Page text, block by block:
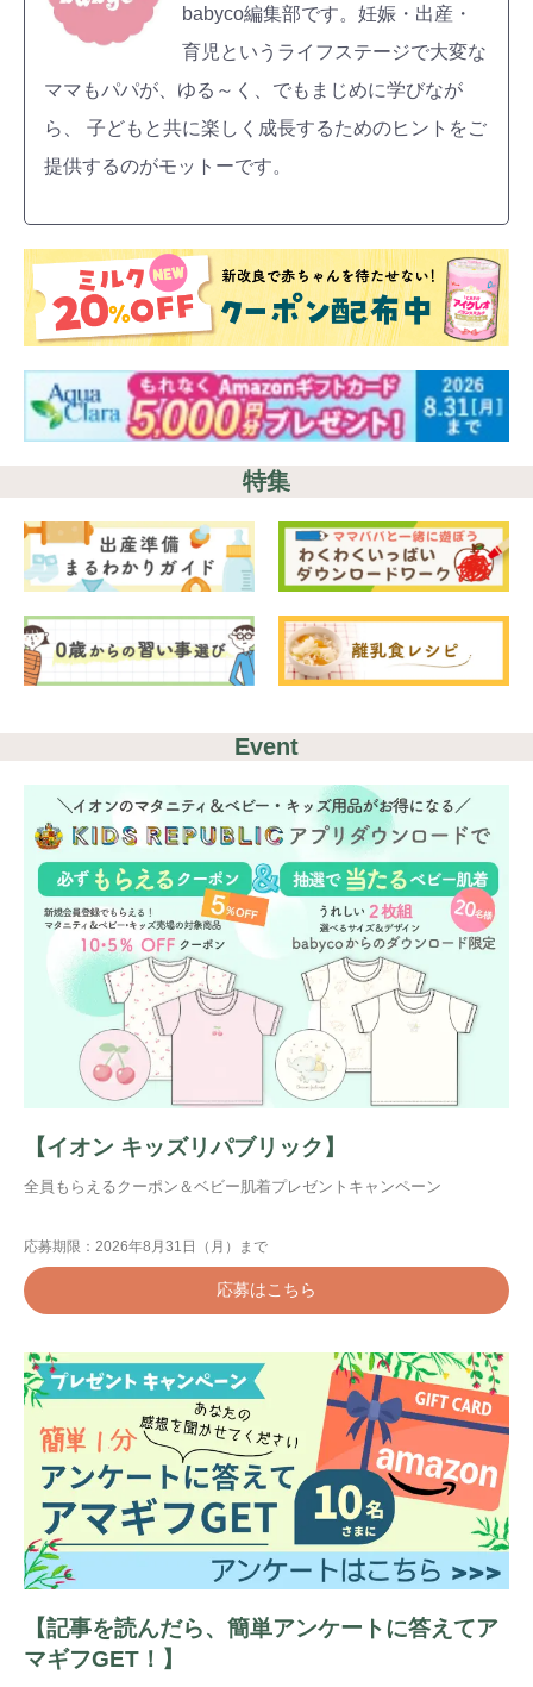
babyco編集部です。妊娠・出産・
育児というライフステージで大変な
ママもパパが、ゆる～く、でもまじめに学びなが
ら、 子どもと共に楽しく成長するためのヒントをご
提供するのがモットーです。
特集
Event
【イオン キッズリパブリック】
全員もらえるクーポン＆ベビー肌着プレゼントキャンペーン
応募期限：2026年8月31日（月）まで
応募はこちら
【記事を読んだら、簡単アンケートに答えてア
マギフGET！】